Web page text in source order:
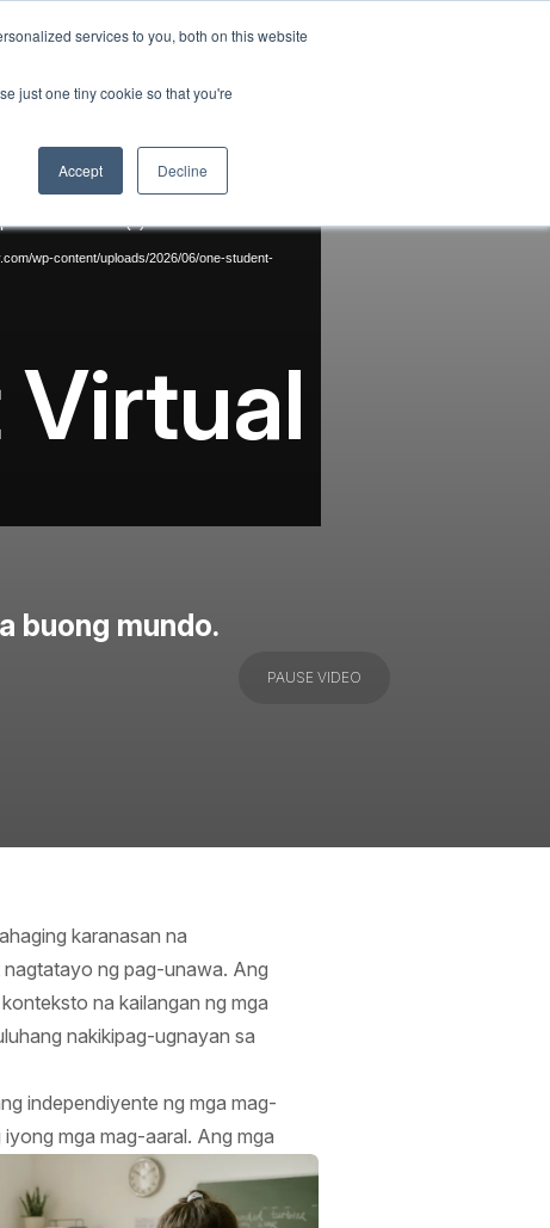
services to you, both on this website
just one tiny cookie so that you're
Accept Decline
Pag-aampon ng Paaralan Epekto sa Lipunan
or source(s) not found
wp-content/uploads/2026/06/one-student-
Virtual
buong mundo.
PAUSE VIDEO
karanasan na
nagtatayo ng pag-unawa. Ang
na kailangan ng mga
nakikipag-ugnayan sa
independiyente ng mga mag-
mga mag-aaral. Ang mga
o bilang bahagi ng isang mas